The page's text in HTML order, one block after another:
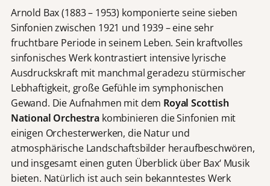
Arnold Bax (1883 – 1953) komponierte seine sieben
Sinfonien zwischen 1921 und 1939 – eine sehr
fruchtbare Periode in seinem Leben. Sein kraftvolles
sinfonisches Werk kontrastiert intensive lyrische
Ausdruckskraft mit manchmal geradezu stürmischer
Lebhaftigkeit, große Gefühle im symphonischen
Gewand. Die Aufnahmen mit dem Royal Scottish
National Orchestra kombinieren die Sinfonien mit
einigen Orchesterwerken, die Natur und
atmosphärische Landschaftsbilder heraufbeschwören,
und insgesamt einen guten Überblick über Bax‘ Musik
bieten. Natürlich ist auch sein bekanntestes Werk